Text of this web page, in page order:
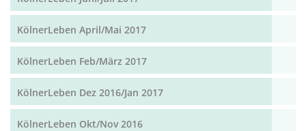
KölnerLeben April/Mai 2017
KölnerLeben Feb/März 2017
KölnerLeben Dez 2016/Jan 2017
KölnerLeben Okt/Nov 2016